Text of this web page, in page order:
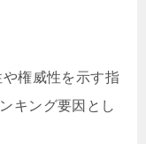
権威性を示す指
キング要因とし